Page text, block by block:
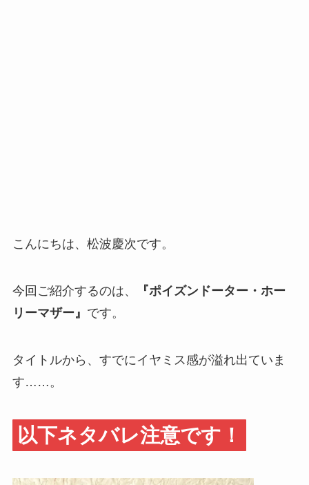
こんにちは、松波慶次です。
今回ご紹介するのは、
『ポイズンドーター・ホー
リーマザー』 です。
タイトルから、すでにイヤミス感が溢れ出ていま
す……。
以下ネタバレ注意です！